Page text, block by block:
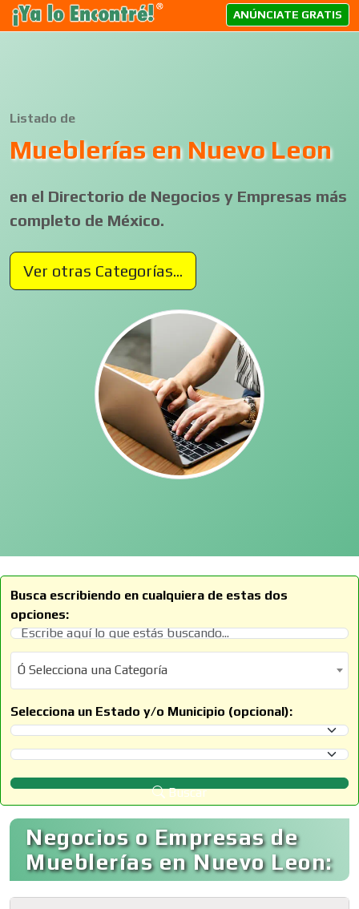
ANÚNCIATE GRATIS
Listado de
Mueblerías en Nuevo Leon
en el Directorio de Negocios y Empresas más
completo de México.
Ver otras Categorías...
Busca escribiendo en cualquiera de estas dos
opciones:
Ó Selecciona una Categoría
Ó Selecciona una Categoría
Selecciona un Estado y/o Municipio (opcional):
Selecciona un Estado
Selecciona un Municipio
Buscar
Negocios o Empresas de
Mueblerías en Nuevo Leon: